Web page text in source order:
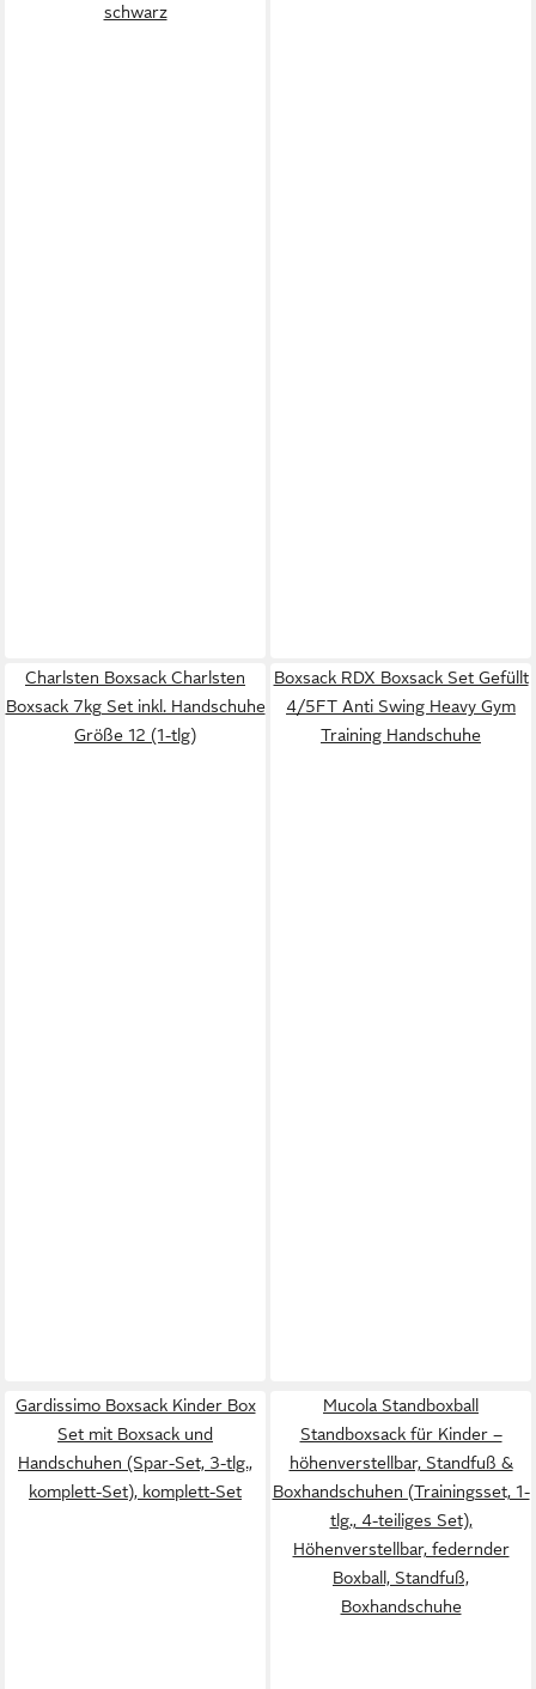
schwarz
Charlsten Boxsack Charlsten
Boxsack 7kg Set inkl. Handschuhe
Größe 12 (1-tlg)
Boxsack RDX Boxsack Set Gefüllt
4/5FT Anti Swing Heavy Gym
Training Handschuhe
Gardissimo Boxsack Kinder Box
Set mit Boxsack und
Handschuhen (Spar-Set, 3-tlg.,
komplett-Set), komplett-Set
Mucola Standboxball
Standboxsack für Kinder –
höhenverstellbar, Standfuß &
Boxhandschuhen (Trainingsset, 1-
tlg., 4-teiliges Set),
Höhenverstellbar, federnder
Boxball, Standfuß,
Boxhandschuhe